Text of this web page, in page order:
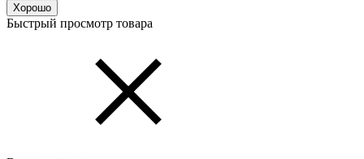
Хорошо
Быстрый просмотр товара